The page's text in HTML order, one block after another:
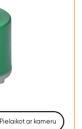
Pielaikot ar kameru